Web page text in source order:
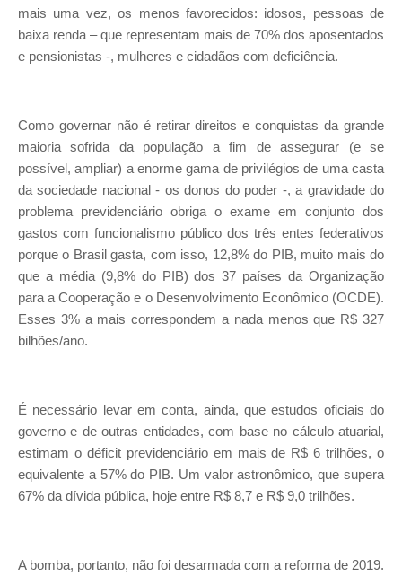
mais uma vez, os menos favorecidos: idosos, pessoas de
baixa renda – que representam mais de 70% dos aposentados
e pensionistas -, mulheres e cidadãos com deficiência.
Como governar não é retirar direitos e conquistas da grande
maioria sofrida da população a fim de assegurar (e se
possível, ampliar) a enorme gama de privilégios de uma casta
da sociedade nacional - os donos do poder -, a gravidade do
problema previdenciário obriga o exame em conjunto dos
gastos com funcionalismo público dos três entes federativos
porque o Brasil gasta, com isso, 12,8% do PIB, muito mais do
que a média (9,8% do PIB) dos 37 países da Organização
para a Cooperação e o Desenvolvimento Econômico (OCDE).
Esses 3% a mais correspondem a nada menos que R$ 327
bilhões/ano.
É necessário levar em conta, ainda, que estudos oficiais do
governo e de outras entidades, com base no cálculo atuarial,
estimam o déficit previdenciário em mais de R$ 6 trilhões, o
equivalente a 57% do PIB. Um valor astronômico, que supera
67% da dívida pública, hoje entre R$ 8,7 e R$ 9,0 trilhões.
A bomba, portanto, não foi desarmada com a reforma de 2019.